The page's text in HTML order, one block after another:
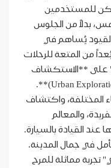
يُمكن للمستخدمين
بدلاً من الجلوس
القيود يُساهم في
من المتعة للرحلات
على **الاستكشاف
الحضري والاكتشاف (Urban Exploration & Discovery)**.
المختلفة، واكتشاف
والمعالم
عند القيادة بالسيارة.
في جمال المدينة.
تجربة مماثلة للمرح